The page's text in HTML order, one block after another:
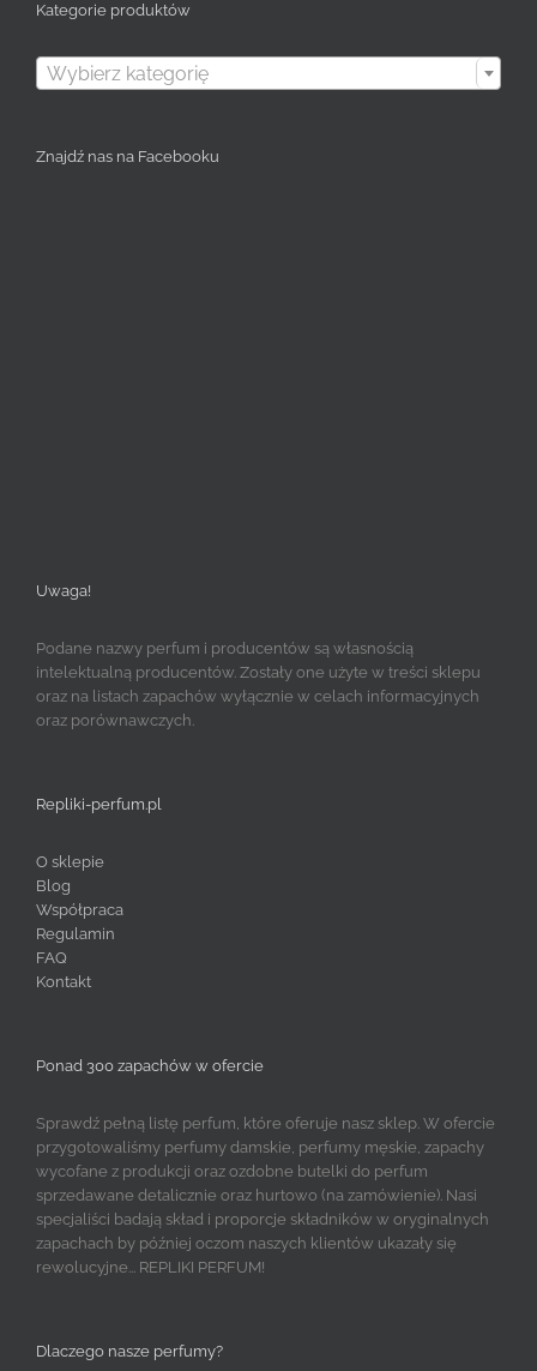
Kategorie produktów
Wybierz kategorię
Znajdź nas na Facebooku
Uwaga!
Podane nazwy perfum i producentów są własnością
intelektualną producentów. Zostały one użyte w treści sklepu
oraz na listach zapachów wyłącznie w celach informacyjnych
oraz porównawczych.
Repliki-perfum.pl
O sklepie
Blog
Współpraca
Regulamin
FAQ
Kontakt
Ponad 300 zapachów w ofercie
Sprawdź pełną listę perfum, które oferuje nasz sklep. W ofercie
przygotowaliśmy perfumy damskie, perfumy męskie, zapachy
wycofane z produkcji oraz ozdobne butelki do perfum
sprzedawane detalicznie oraz hurtowo (na zamówienie). Nasi
specjaliści badają skład i proporcje składników w oryginalnych
zapachach by później oczom naszych klientów ukazały się
rewolucyjne... REPLIKI PERFUM!
Dlaczego nasze perfumy?